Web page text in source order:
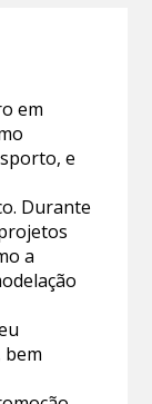
em
e
Durante
a
bem